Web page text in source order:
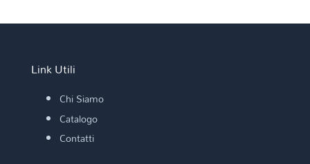
Link Utili
Chi Siamo
Catalogo
Contatti